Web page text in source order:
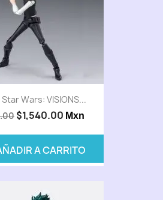
Wars: VISIONS...
$1,540.00 Mxn
A CARRITO